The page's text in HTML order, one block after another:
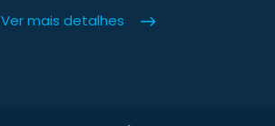
Ver mais detalhes